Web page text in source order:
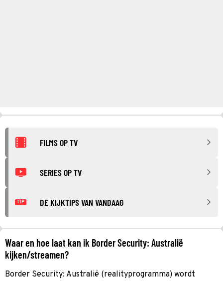
FILMS OP TV
SERIES OP TV
TIP DE KIJKTIPS VAN VANDAAG
Waar en hoe laat kan ik Border Security: Australië
kijken/streamen?
Border Security: Australië (realityprogramma) wordt